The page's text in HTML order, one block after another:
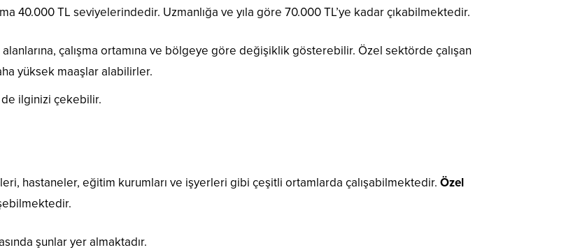
40.000 TL seviyelerindedir. Uzmanlığa ve yıla göre 70.000 TL’ye kadar çıkabilmektedir.
çalışma ortamına ve bölgeye göre değişiklik gösterebilir. Özel sektörde çalışan
yüksek maaşlar alabilirler.
de ilginizi çekebilir.
hastaneler, eğitim kurumları ve işyerleri gibi çeşitli ortamlarda çalışabilmektedir. Özel
şunlar yer almaktadır.